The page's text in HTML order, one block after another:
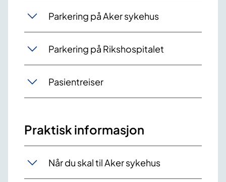
Parkering på Aker sykehus
Parkering på Rikshospitalet
Pasientreiser
Praktisk informasjon
Når du skal til Aker sykehus